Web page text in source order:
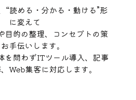
“読める・分かる・動ける”形
に変えて
目的の整理、コンセプトの策
手伝いします。
を問わずITツール導入、記事
Web集客に対応します。